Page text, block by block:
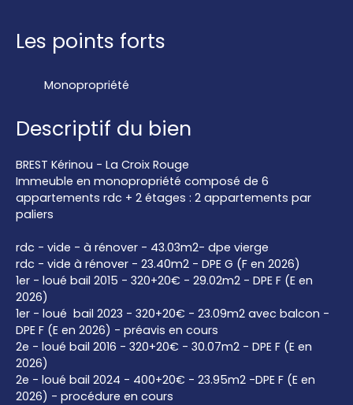
Les points forts
Monopropriété
Descriptif du bien
BREST Kérinou - La Croix Rouge
Immeuble en monopropriété composé de 6
appartements rdc + 2 étages : 2 appartements par
paliers
rdc - vide - à rénover - 43.03m2- dpe vierge
rdc - vide à rénover - 23.40m2 - DPE G (F en 2026)
1er - loué bail 2015 - 320+20€ - 29.02m2 - DPE F (E en
2026)
1er - loué bail 2023 - 320+20€ - 23.09m2 avec balcon -
DPE F (E en 2026) - préavis en cours
2e - loué bail 2016 - 320+20€ - 30.07m2 - DPE F (E en
2026)
2e - loué bail 2024 - 400+20€ - 23.95m2 -DPE F (E en
2026) - procédure en cours